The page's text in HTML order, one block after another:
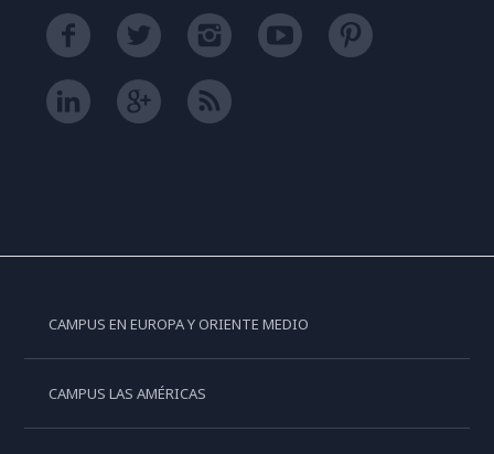
CAMPUS EN EUROPA Y ORIENTE MEDIO
CAMPUS LAS AMÉRICAS